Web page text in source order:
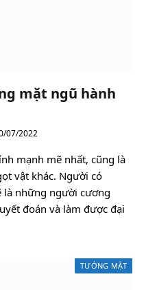
mặt ngũ hành
07/2022
mạnh mẽ nhất, cũng là
vật khác. Người có
là những người cương
đoán và làm được đại
TƯỚNG MẶT